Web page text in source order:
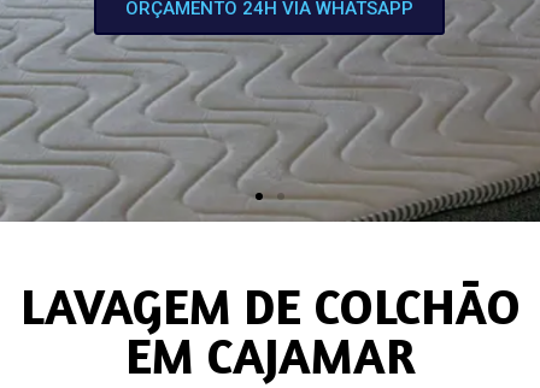
ORÇAMENTO 24H VIA WHATSAPP
LAVAGEM DE COLCHÃO
EM CAJAMAR